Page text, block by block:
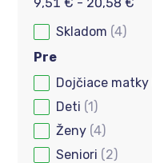
Skladom (4)
Pre
Dojčiace matky
Deti (1)
Ženy (4)
Seniori (2)